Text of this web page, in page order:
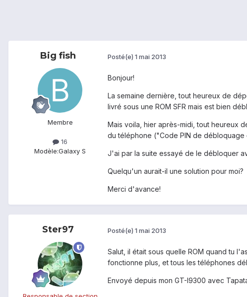
Big fish
Membre
16
Modèle:Galaxy S
Posté(e) 1 mai 2013
Bonjour!
La semaine dernière, tout heureux de
livré sous une ROM SFR mais est bien
Mais voila, hier après-midi, tout heureux
du téléphone ("Code PIN de débloquage
J'ai par la suite essayé de le débloquer
Quelqu'un aurait-il une solution pour moi?
Merci d'avance!
Ster97 Posté(e) 1 mai 2013
Salut, il était sous quelle ROM quand tu
fonctionne plus, et tous les téléphones
Envoyé depuis mon GT-I9300 avec